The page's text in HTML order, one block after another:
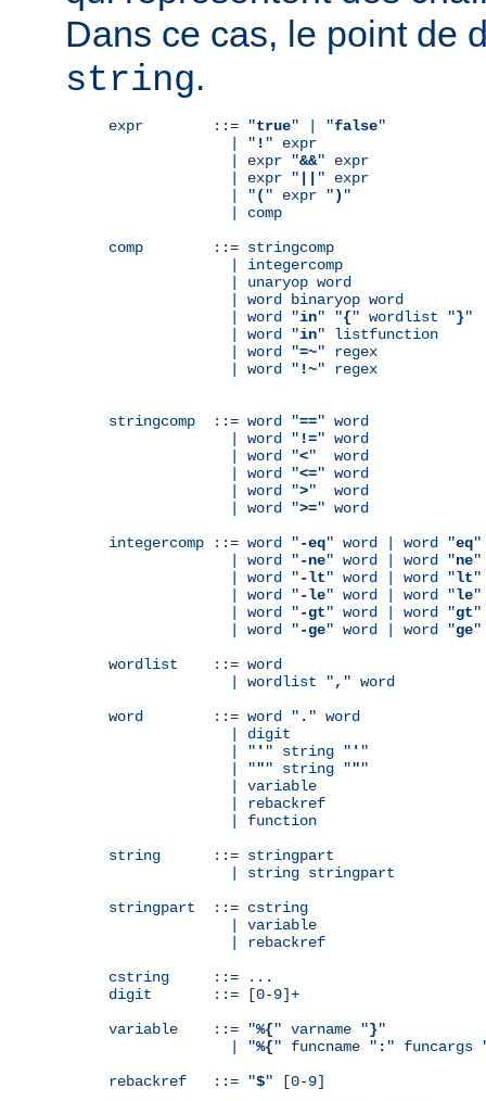
Dans ce cas, le point de
string.
expr        ::= "true" | "false"
              | "
! " expr
              | expr "
&&" expr
              | expr "
" expr
              | "
( " expr ") "
              | comp
comp        ::= stringcomp
              | integercomp
              | unaryop word
              | word binaryop word
              | word "
in" "{" wordlist "}"
              | word "
in" listfunction
              | word "
=~" regex
              | word "
!~" regex
stringcomp  ::= word "==" word
              | word "
!=" word
              | word "
<"  word
              | word "
<=" word
              | word "
>"  word
              | word "
>=" word
integercomp ::= word "-eq" word | word "eq"
              | word "
-ne" word | word "ne"
              | word "
-lt" word | word "lt"
              | word "
-le" word | word "le"
              | word "
-gt" word | word "gt"
              | word "
-ge" word | word "ge"
wordlist    ::= word
              | wordlist "
, " word
word        ::= word " . " word
              | digit
              | "
' " string " ' "
              | "
"" string """
              | variable
              | function
string      ::= stringpart
              | string stringpart
stringpart  ::= cstring
              | variable
cstring     ::= ...
digit       ::= [0-9]+
variable    ::= "%{" varname "}"
              | "
%{" funcname " : " funcargs
rebackref   ::= "$" [0-9]